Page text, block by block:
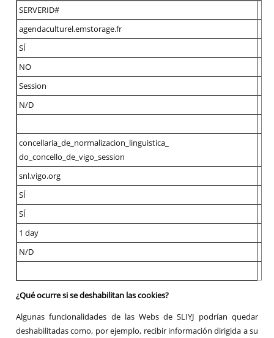
SERVERID#
agendaculturel.emstorage.fr
SÍ
NO
Session
N/D
concellaria_de_ normalizacion_linguistica_
do_concello_de_vigo_session
snl.vigo.org
SÍ
SÍ
1 day
N/D
¿Qué ocurre si se deshabilitan las cookies?
Algunas funcionalidades de las Webs de SLIYJ podrían quedar
deshabilitadas como, por ejemplo, recibir información dirigida a su